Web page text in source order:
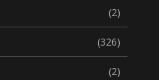
(2)
(326)
(2)